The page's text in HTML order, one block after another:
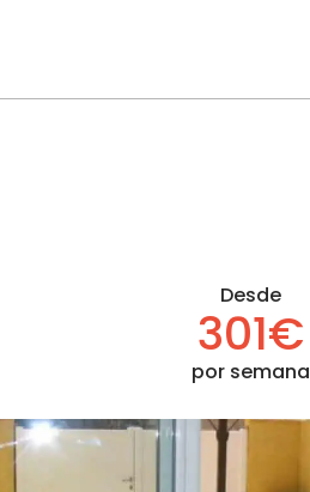
Desde
301€
por semana